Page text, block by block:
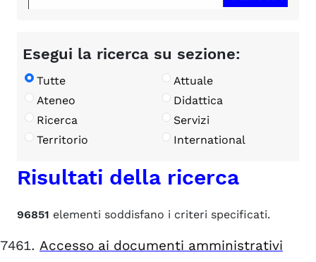
Esegui la ricerca su sezione:
Tutte
Attuale
Ateneo
Didattica
Ricerca
Servizi
Territorio
International
Risultati della ricerca
96851 elementi soddisfano i criteri specificati.
Accesso ai documenti amministrativi